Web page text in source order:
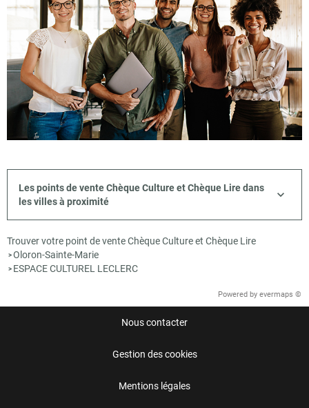
Les points de vente Chèque Culture et Chèque Lire dans
les villes à proximité
Trouver votre point de vente Chèque Culture et Chèque Lire
>Oloron-Sainte-Marie
> ESPACE CULTUREL LECLERC
Powered by evermaps ©
Nous contacter
Gestion des cookies
Mentions légales